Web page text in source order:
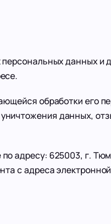
данных и
обработки его
данных,
адресу: 625003, г.
с адреса